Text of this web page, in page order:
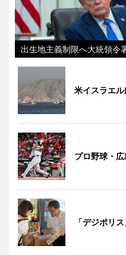
出生地主義制限へ大統領令
米イスラエ
プロ野球・
「デジポリ